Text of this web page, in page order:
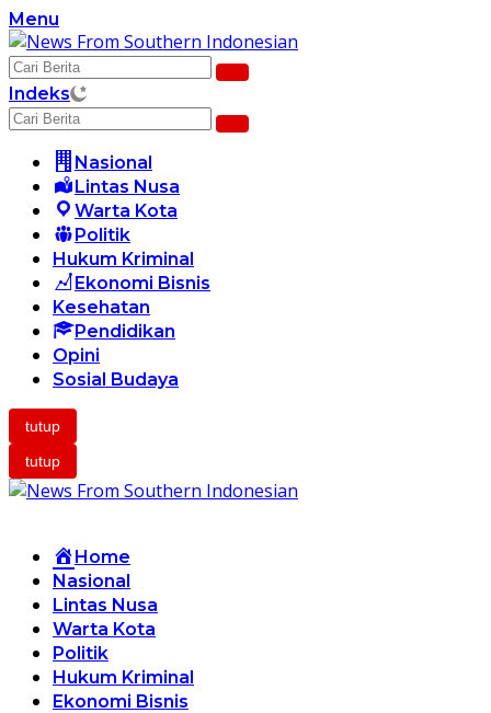
Langsung
ke
konten
Menu
Indeks
Nasional
Lintas Nusa
Warta Kota
Politik
Hukum Kriminal
Ekonomi Bisnis
Kesehatan
Pendidikan
Opini
Sosial Budaya
tutup
tutup
Home
Nasional
Lintas Nusa
Warta Kota
Politik
Hukum Kriminal
Ekonomi Bisnis